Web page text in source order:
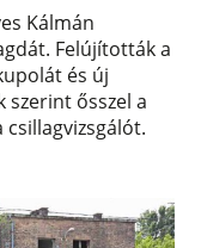
Kálmán
Felújították a
és új
szerint ősszel a